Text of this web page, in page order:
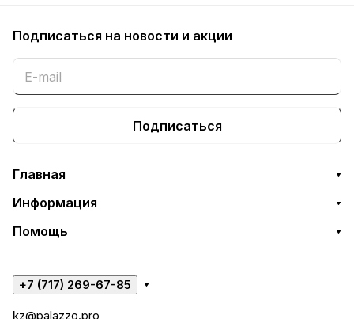
Подписаться на новости и акции
Подписаться
Главная
Информация
Помощь
+7 (717) 269-67-85
kz@palazzo.pro